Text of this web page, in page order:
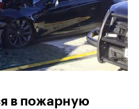
в пожарную